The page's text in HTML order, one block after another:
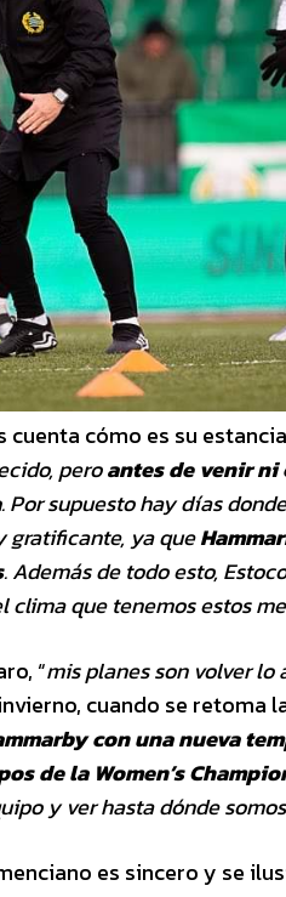
cómo es su
peroantesde venir ni
. Porsupuesto hay días
gratificante, ya que
. Además de todo esto,
clima que tenemos estos
“mis planes son volver lo
cuando se retoma
con una nueva
de la Women’s
y ver hasta dónde
es sincero y se